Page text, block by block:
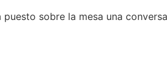
sobre la mesa una